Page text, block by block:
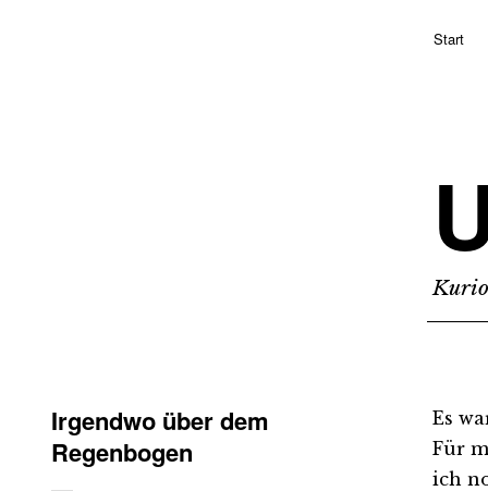
Start
Irgendwo über dem
Regenbogen
Es
Für
ich